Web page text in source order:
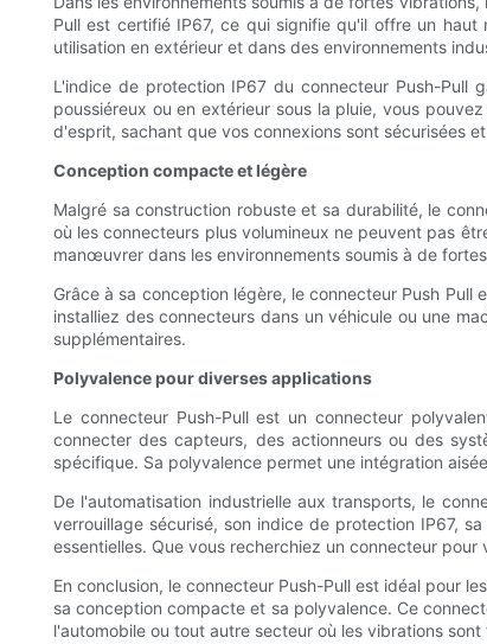
Pull est certifié IP67, ce qui signifie qu'il offre un
utilisation en extérieur et dans des environnements
L'indice de protection IP67 du connecteur Push-Pull
poussiéreux ou en extérieur sous la pluie, vous
d'esprit, sachant que vos connexions sont sécurisées
Conception compacte et légère
Malgré sa construction robuste et sa durabilité, le
où les connecteurs plus volumineux ne peuvent pas
manœuvrer dans les environnements soumis à de
Grâce à sa conception légère, le connecteur Push
installiez des connecteurs dans un véhicule ou une
supplémentaires.
Polyvalence pour diverses applications
Le connecteur Push-Pull est un connecteur
connecter des capteurs, des actionneurs ou des
spécifique. Sa polyvalence permet une intégration
De l'automatisation industrielle aux transports, le
verrouillage sécurisé, son indice de protection IP67,
essentielles. Que vous recherchiez un connecteur
En conclusion, le connecteur Push-Pull est idéal pour
sa conception compacte et sa polyvalence. Ce
l'automobile ou tout autre secteur où les vibrations